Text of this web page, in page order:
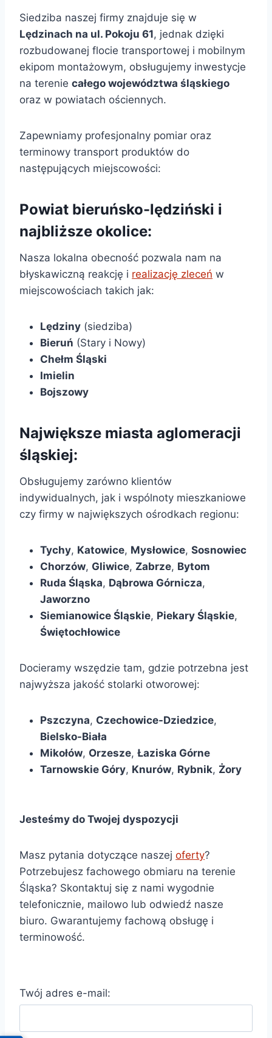
Siedziba naszej firmy znajduje się w
Lędzinach na ul. Pokoju 61, jednak dzięki
rozbudowanej flocie transportowej i mobilnym
ekipom montażowym, obsługujemy inwestycje
na tereniecałego województwa śląskiego
oraz w powiatach ościennych.
Zapewniamy profesjonalny pomiar oraz
terminowy transport produktów do
następujących miejscowości:
Powiat bieruńsko-lędziński i
najbliższe okolice:
Nasza lokalna obecność pozwala nam na
błyskawiczną reakcję i realizację zleceń w
miejscowościach takich jak:
Lędziny (siedziba)
Bieruń (Stary i Nowy)
Chełm Śląski
Imielin
Bojszowy
Największe miasta aglomeracji
śląskiej:
Obsługujemy zarówno klientów
indywidualnych, jak i wspólnoty mieszkaniowe
czy firmy w największych ośrodkach regionu:
Tychy, Katowice, Mysłowice,Sosnowiec
Chorzów, Gliwice, Zabrze, Bytom
Ruda Śląska, Dąbrowa Górnicza,
Jaworzno
Siemianowice Śląskie, Piekary Śląskie,
Świętochłowice
Docieramy wszędzie tam, gdzie potrzebna jest
najwyższa jakość stolarki otworowej:
Pszczyna, Czechowice-Dziedzice,
Bielsko-Biała
Mikołów, Orzesze,Łaziska Górne
Tarnowskie Góry, Knurów, Rybnik, Żory
Jesteśmy do Twojej dyspozycji
Masz pytania dotyczące naszejoferty?
Potrzebujesz fachowego obmiaru na terenie
Śląska? Skontaktuj się z nami wygodnie
telefonicznie, mailowo lub odwiedź nasze
biuro. Gwarantujemy fachową obsługę i
terminowość.
Twój adres e-mail: